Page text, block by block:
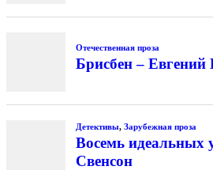
Отечественная проза
Брисбен – Евгений
Детективы, Зарубежная проза
Восемь идеальных
Свенсон